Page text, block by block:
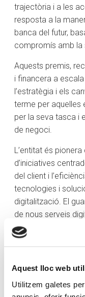
Aquest lloc web
Utilitzem galetes
trajectòria i a les
resposta a la
banca del futur,
compromís amb la
Aquests premis,
i financera a
l’estratègia i els
terme per aquelles
per la seva tasca i
de negoci.
L’entitat és
d’iniciatives
del client i
tecnologies i
digitalització. El
de nous serveis
distància,
donar resposta a
Com a resultat
serveis i dels